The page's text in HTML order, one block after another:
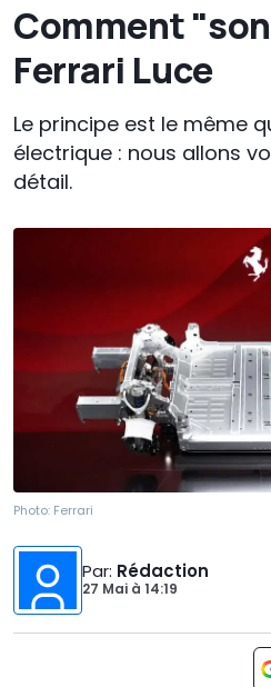
Comment
Ferrari Luce
Le principe est le même
électrique : nous allons
détail.
Photo: Ferrari
Par: Rédaction
27 Mai à 14:19